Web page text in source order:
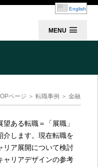
English
MENU
ページ ＞ 転職事例 ＞ 金融
ある転職＝「展職」
介します。現在転職を
リア展開について検討
ャリアデザインの参考